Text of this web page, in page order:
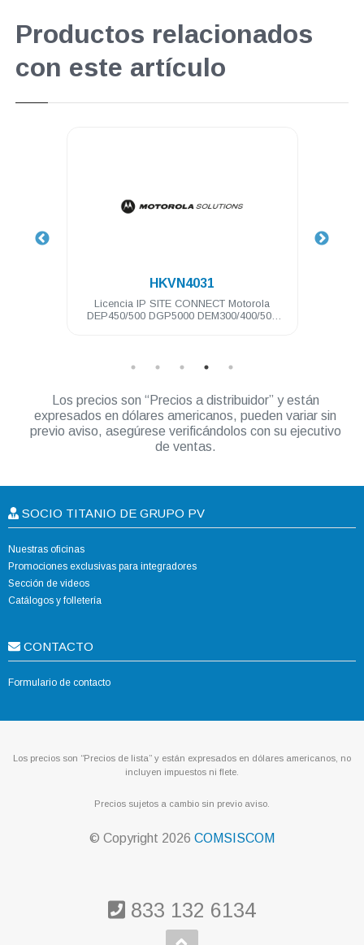
Productos relacionados
con este artículo
HKVN4031
Licencia IP SITE CONNECT Motorola
DEP450/500 DGP5000 DEM300/400/500
Los precios son “Precios a distribuidor” y están
expresados en dólares americanos, pueden variar sin
previo aviso, asegúrese verificándolos con su ejecutivo
de ventas.
SOCIO TITANIO DE GRUPO PV
Nuestras oficinas
Promociones exclusivas para integradores
Sección de videos
Catálogos y folletería
CONTACTO
Formulario de contacto
Los precios son “Precios de lista” y están expresados en dólares americanos, no
incluyen impuestos ni flete.
Precios sujetos a cambio sin previo aviso.
© Copyright 2026 COMSISCOM
833 132 6134